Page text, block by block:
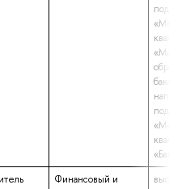
Финансовый и